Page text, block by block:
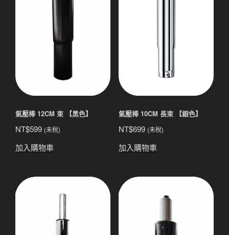
氣壓棒 12CM 束 【黑色】
NT$599 (未稅)
加入購物車
氣壓棒 10CM 長束 【銀色】
NT$699 (未稅)
加入購物車